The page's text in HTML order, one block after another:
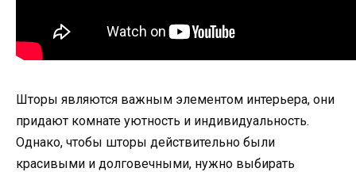
Шторы являются важным элементом интерьера, они
придают комнате уютность и индивидуальность.
Однако, чтобы шторы действительно были
красивыми и долговечными, нужно выбирать